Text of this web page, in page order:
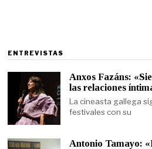
ENTREVISTAS
Anxos Fazáns:
las relaciones
La cineasta gallega
festivales con su
Antonio Tamayo: